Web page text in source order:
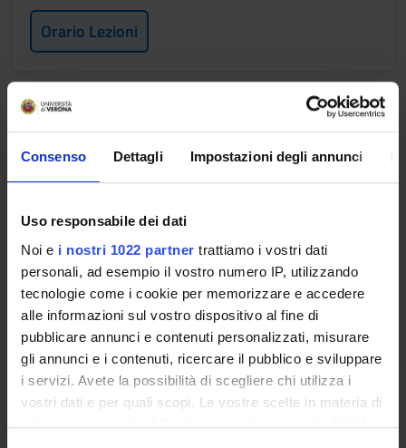
Consenso Dettagli Impostazioni degli annunci
Uso responsabile dei dati
Noi e i nostri 1022 partner trattiamo i vostri dati
personali, ad esempio il vostro numero IP, utilizzando
tecnologie come i cookie per memorizzare e accedere
alle informazioni sul vostro dispositivo al fine di
pubblicare annunci e contenuti personalizzati, misurare
gli annunci e i contenuti, ricercare il pubblico e sviluppare
i servizi. Avete la possibilità di scegliere chi utilizza i
vostri dati e per quali scopi. Le vostre scelte in materia di
privacy sono applicabili solo su questa proprietà digitale
Orario Lezioni
IGIENE ED EPIDEMIOLOGIA
Crediti
2 SEMESTRE PROFESSIONI SANITARIE
Docenti
Non ancora assegnato
Orario Lezioni
PREVENZIONE SERVIZI SANITARI
E RADIOPROTEZIONE